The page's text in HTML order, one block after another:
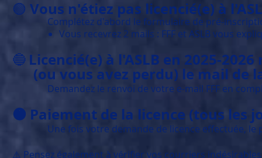
🟢 Vous n'étiez pas licencié(e) à
Complétez d'abord le formulaire de pré-
Vous recevrez 2 mails : FFF et ASLB vous
🔵 Licencié(e) à l'ASLB en 2025-
(ou vous avez perdu) le mail de la
Demandez le renvoi de votre e-mail FFF en
🟠 Paiement de la licence (tous les
Une fois votre demande de licence effectuée, le
⚠️ Pensez également à vérifier vos courriers